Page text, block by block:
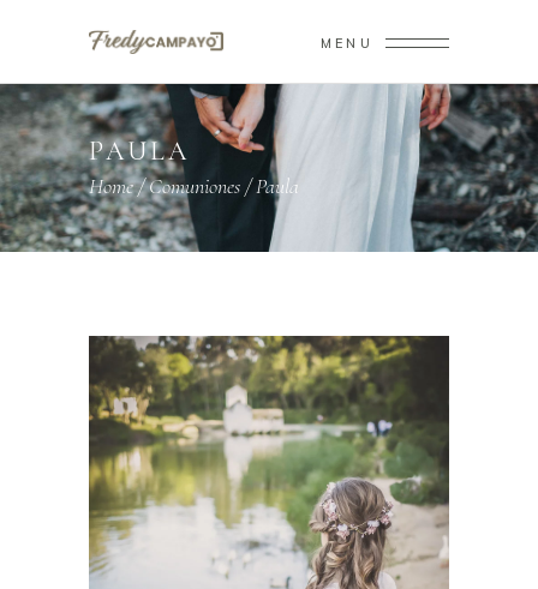
MENU
PAULA
Home/Comuniones/Paula